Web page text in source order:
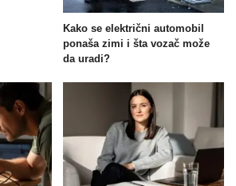
Kako se električni automobil
ponaša zimi i šta vozač može
da uradi?